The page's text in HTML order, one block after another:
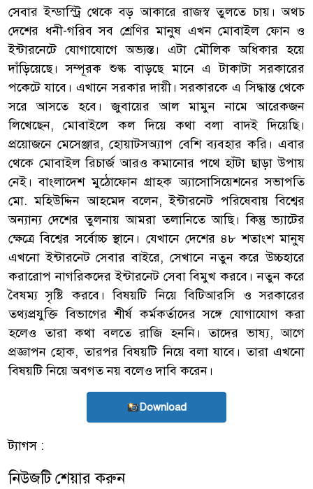
সেবার ইন্ডাস্ট্রি থেকে বড় আকারে রাজস্ব তুলতে চায়। অথচ
দেশের ধনী-গরিব সব শ্রেণির মানুষ এখন মোবাইল ফোন ও
ইন্টারনেটে যোগাযোগে অভ্যস্ত। এটা মৌলিক অধিকার হয়ে
দাঁড়িয়েছে। সম্পূরক শুল্ক বাড়ছে মানে এ টাকাটা সরকারের
পকেটে যাবে। এখানে সরকার দায়ী। সরকারকে এ সিদ্ধান্ত থেকে
সরে আসতে হবে। জুবায়ের আল মামুন নামে আরেকজন
লিখেছেন, মোবাইলে কল দিয়ে কথা বলা বাদই দিয়েছি।
প্রয়োজনে মেসেঞ্জার, হোয়াটসঅ্যাপ বেশি ব্যবহার করি। এবার
থেকে মোবাইল রিচার্জ আরও কমানোর পথে হাঁটা ছাড়া উপায়
নেই। বাংলাদেশ মুঠোফোন গ্রাহক অ্যাসোসিয়েশনের সভাপতি
মো. মহিউদ্দিন আহমেদ বলেন, ইন্টারনেট পরিষেবায় বিশ্বের
অন্যান্য দেশের তুলনায় আমরা তলানিতে আছি। কিন্তু ভ্যাটের
ক্ষেত্রে বিশ্বের সর্বোচ্চ স্থানে। যেখানে দেশের ৪৮ শতাংশ মানুষ
এখনো ইন্টারনেট সেবার বাইরে, সেখানে নতুন করে উচ্চহারে
করারোপ নাগরিকদের ইন্টারনেট সেবা বিমুখ করবে। নতুন করে
বৈষম্য সৃষ্টি করবে। বিষয়টি নিয়ে বিটিআরসি ও সরকারের
তথ্যপ্রযুক্তি বিভাগের শীর্ষ কর্মকর্তাদের সঙ্গে যোগাযোগ করা
হলেও তারা কথা বলতে রাজি হননি। তাদের ভাষ্য, আগে
প্রজ্ঞাপন হোক, তারপর বিষয়টি নিয়ে বলা যাবে। তারা এখনো
বিষয়টি নিয়ে অবগত নয় বলেও দাবি করেন।
Download
ট্যাগস :
নিউজটি শেয়ার করুন